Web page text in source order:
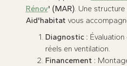
Rénov' (MAR). Une
Aid'habitat vous
Diagnostic :
réels en ventilation.
Financement :